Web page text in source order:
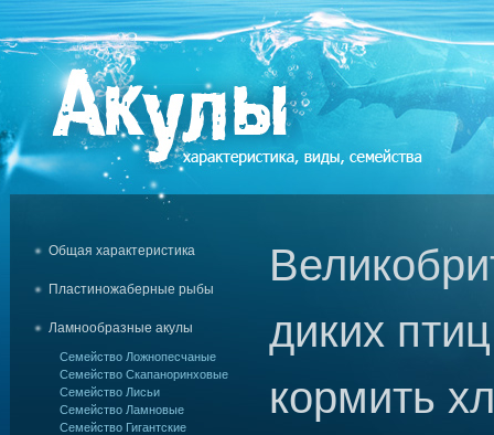
Общая характеристика
Пластиножаберные рыбы
Ламнообразные акулы
Семейство Ложнопесчаные
Семейство Скапаноринховые
Семейство Лисьи
Семейство Ламновые
Семейство Гигантские
диких
кормить